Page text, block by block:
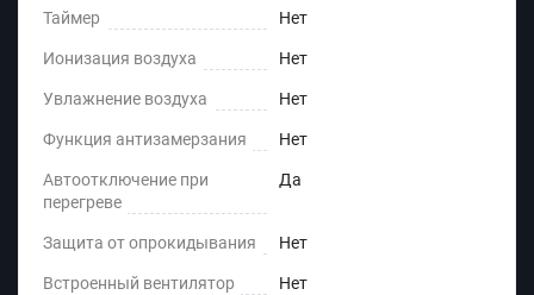
Таймер Нет
Ионизация воздуха Нет
Увлажнение воздуха Нет
Функция антизамерзания Нет
Автоотключение при
перегреве
Да
Защита от опрокидывания Нет
Встроенный вентилятор Нет